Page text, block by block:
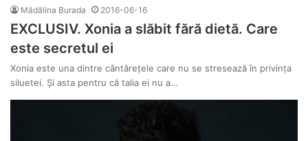
Mădălina Burada 2016-06-16
EXCLUSIV. Xonia a slăbit fără dietă. Care
este secretul ei
Xonia este una dintre cântărețele care nu se stresează în privința
siluetei. Și asta pentru că talia ei nu a…